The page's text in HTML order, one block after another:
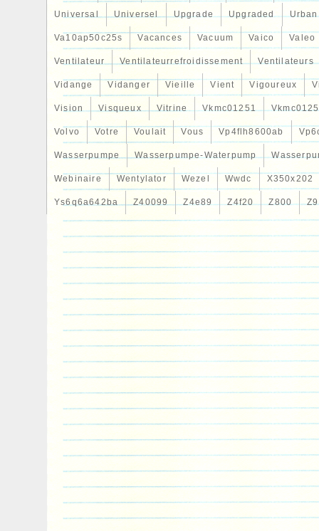
Universal Universel Upgrade Upgraded Urban
Va10ap50c25s Vacances Vacuum Vaico Valeo
Ventilateur Ventilateurrefroidissement Ventilateurs
Vidange Vidanger Vieille Vient Vigoureux
Vision Visqueux Vitrine Vkmc01251
Volvo Votre Voulait Vous Vp4flh8600ab
Wasserpumpe Wasserpumpe-Waterpump
Webinaire Wentylator Wezel Wwdc X350x202
Ys6q6a642ba Z40099 Z4e89 Z4f20 Z800